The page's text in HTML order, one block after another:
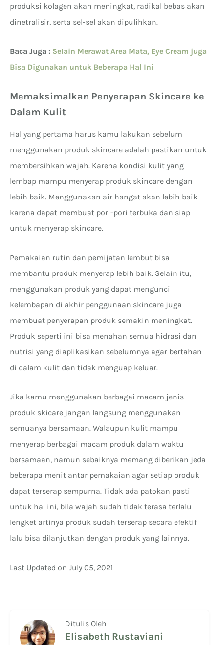
produksi kolagen akan meningkat, radikal bebas akan
dinetralisir, serta sel-sel akan dipulihkan.
Baca Juga : Selain Merawat Area Mata, Eye Cream juga
Bisa Digunakan untuk Beberapa Hal Ini
Memaksimalkan Penyerapan Skincare ke
Dalam Kulit
Hal yang pertama harus kamu lakukan sebelum
menggunakan produk skincare adalah pastikan untuk
membersihkan wajah. Karena kondisi kulit yang
lembap mampu menyerap produk skincare dengan
lebih baik. Menggunakan air hangat akan lebih baik
karena dapat membuat pori-pori terbuka dan siap
untuk menyerap skincare.
Pemakaian rutin dan pemijatan lembut bisa
membantu produk menyerap lebih baik. Selain itu,
menggunakan produk yang dapat mengunci
kelembapan di akhir penggunaan skincare juga
membuat penyerapan produk semakin meningkat.
Produk seperti ini bisa menahan semua hidrasi dan
nutrisi yang diaplikasikan sebelumnya agar bertahan
di dalam kulit dan tidak menguap keluar.
Jika kamu menggunakan berbagai macam jenis
produk skicare jangan langsung menggunakan
semuanya bersamaan. Walaupun kulit mampu
menyerap berbagai macam produk dalam waktu
bersamaan, namun sebaiknya memang diberikan jeda
beberapa menit antar pemakaian agar setiap produk
dapat terserap sempurna. Tidak ada patokan pasti
untuk hal ini, bila wajah sudah tidak terasa terlalu
lengket artinya produk sudah terserap secara efektif
lalu bisa dilanjutkan dengan produk yang lainnya.
Last Updated on July 05, 2021
Ditulis Oleh
Elisabeth Rustaviani